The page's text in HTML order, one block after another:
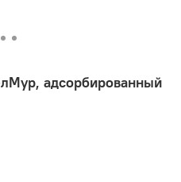
адсорбированный